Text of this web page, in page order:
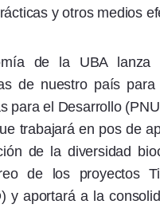
y otros medios
de la UBA lanza
de nuestro país
para el Desarrollo
trabajará en pos de
de la diversidad
de los proyectos
y aportará a la